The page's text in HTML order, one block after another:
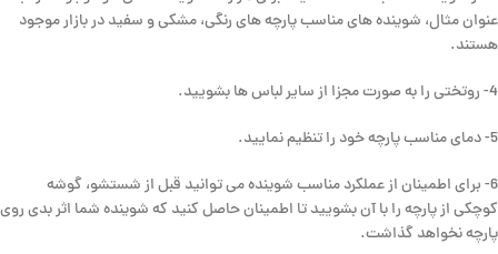
عنوان مثال، شوینده های مناسب پارچه های رنگی، مشکی و سفید در بازار موجود
هستند.
4- روتختی را به صورت مجزا از سایر لباس ها بشویید.
5- دمای مناسب پارچه خود را تنظیم نمایید.
6- برای اطمینان از عملکرد مناسب شوینده می توانید قبل از شستشو، گوشه
کوچکی از پارچه را با آن بشویید تا اطمینان حاصل کنید که شوینده شما اثر بدی روی
پارچه نخواهد گذاشت.